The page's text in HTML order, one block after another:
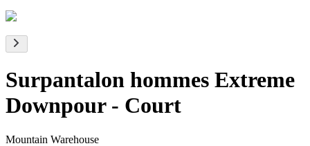
Surpantalon hommes Extreme
Downpour - Court
Mountain Warehouse